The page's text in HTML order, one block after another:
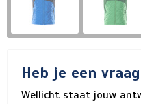
Heb je een
Wellicht staat jouw